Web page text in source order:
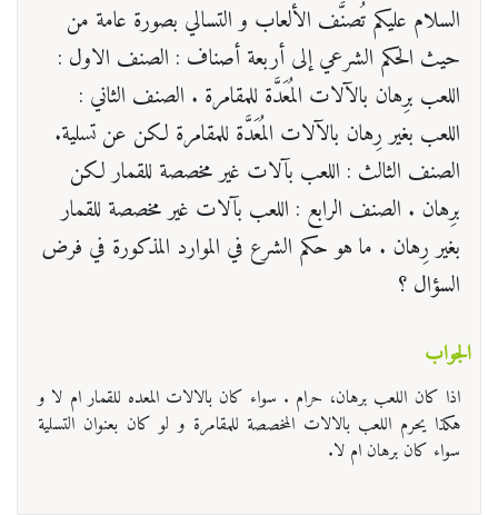
السلام عليكم تُصنَّف الألعاب و التسالي بصورة عامة من
حيث الحكم الشرعي إلى أربعة أصناف : الصنف الاول :
اللعب برِهان بالآلات المُعَدَّة للمقامرة . الصنف الثاني :
اللعب بغير رِهان بالآلات المُعَدَّة للمقامرة لکن عن تسلیة.
الصنف الثالث : اللعب بآلات غير مخصصة للقمار لكن
برِهان . الصنف الرابع : اللعب بآلات غير مخصصة للقمار
بغير رِهان . ما هو حكم الشرع في الموارد المذكورة في فرض
السؤال ؟
الجواب
اذا کان اللعب برهان، حرام . سواء کان بالالات المعده للقمار ام لا و
هکذا یحرم اللعب بالالات المخصصة للمقامرة و لو کان بعنوان التسلیة
سواء کان برهان ام لا.